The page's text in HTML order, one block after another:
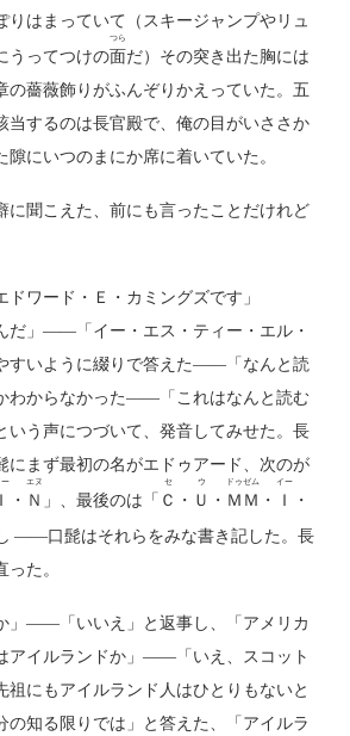
りはまっていて（スキージャンプやリュ
うってつけの面
つら
だ）その突き出た胸には
の薔薇飾りがふんぞりかえっていた。五
当するのは長官殿で、俺の目がいささか
にいつのまにか席に着いていた。
聞こえた、前にも言ったことだけれど
ワード・Ｅ・カミングズです」
」――「イー・エス・ティー・エル・
すいように綴りで答えた――「なんと読
からなかった――「これはなんと読む
う声につづいて、発音してみせた。長
にまず最初の名がエドゥアード、次のが
Ｉ
ー
・ Ｎ
エヌ
」、最後のは「 Ｃ
セ
・ Ｕ
ウ
・ ＭＭ
ドゥゼム
・ Ｉ
イー
・
――口髭はそれらをみな書き記した。長
た。
」――「いいえ」と返事し、「アメリカ
イルランドか」――「いえ、スコット
にもアイルランド人はひとりもないと
知る限りでは」と答えた、「アイルラ